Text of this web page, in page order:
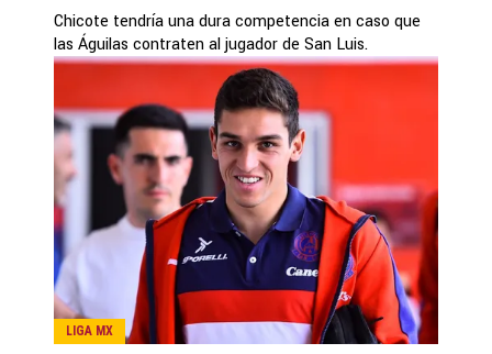
Chicote tendría una dura competencia en caso que
las Águilas contraten al jugador de San Luis.
LIGA MX